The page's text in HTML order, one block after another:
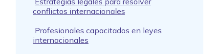
conflictos internacionales
Profesionales capacitados en leyes
internacionales